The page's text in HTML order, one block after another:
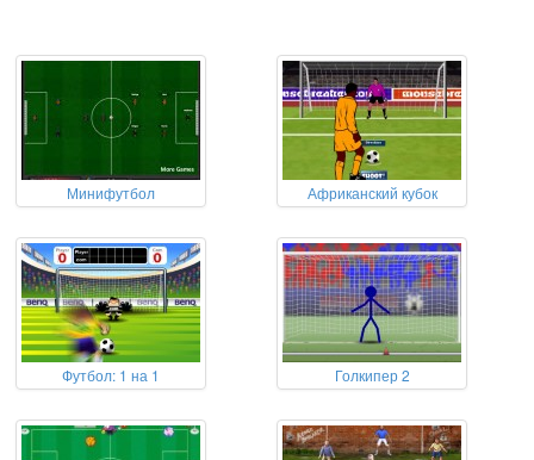
Минифутбол Африканский кубок
Футбол: 1 на 1 Голкипер 2